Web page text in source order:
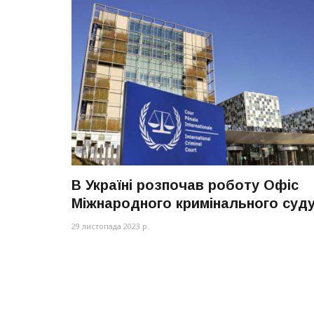
В Україні розпочав роботу Офіс
Міжнародного кримінального
29 листопада 2023 р.